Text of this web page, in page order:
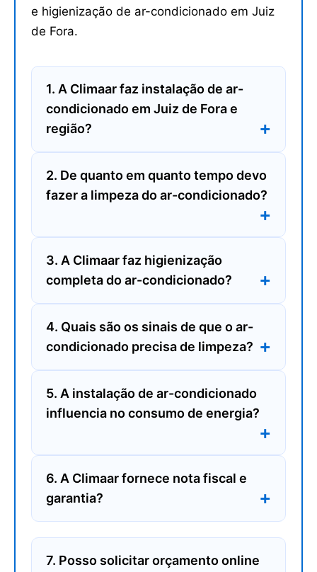
e higienização de ar-condicionado em Juiz
de Fora.
1. A Climaar faz instalação de ar-
condicionado em Juiz de Fora e
região?
2. De quanto em quanto tempo devo
fazer a limpeza do ar-condicionado?
3. A Climaar faz higienização
completa do ar-condicionado?
4. Quais são os sinais de que o ar-
condicionado precisa de limpeza?
5. A instalação de ar-condicionado
influencia no consumo de energia?
6. A Climaar fornece nota fiscal e
garantia?
7. Posso solicitar orçamento online